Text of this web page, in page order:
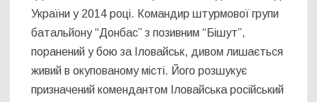
України у 2014 році. Командир штурмової групи
батальйону “Донбас” з позивним “Бішут”,
поранений у бою за Іловайськ, дивом лишається
живий в окупованому місті. Його розшукує
призначений комендантом Іловайська російський